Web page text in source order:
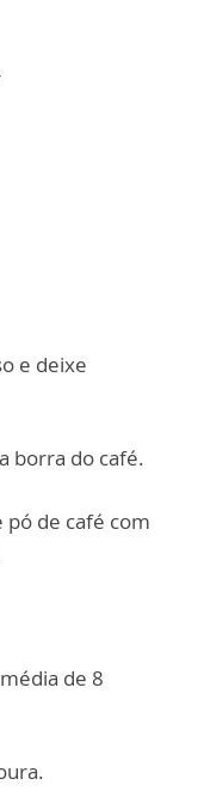
e deixe
borra do café.
pó de café com
de 8